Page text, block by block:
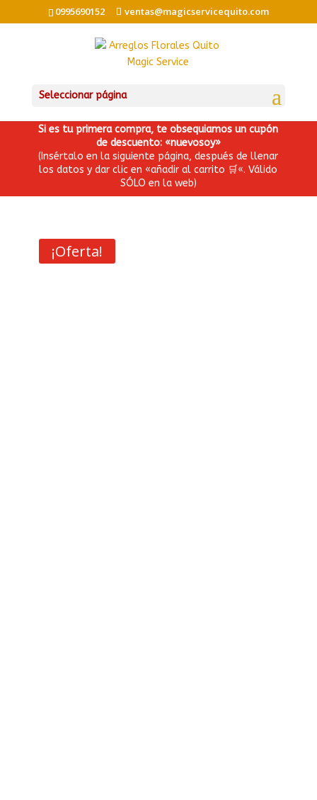
0995690152 ventas@magicservicequito.com
Seleccionar página
Si es tu primera compra, te obsequiamos un cupón
de descuento: «nuevosoy»
(Insértalo en la siguiente página, después de llenar
los datos y dar clic en «añadir al carrito 🛒«. Válido
SÓLO en la web)
¡Oferta!